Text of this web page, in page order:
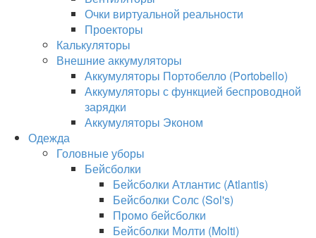
Очки виртуальной реальности
Проекторы
Калькуляторы
Внешние аккумуляторы
Аккумуляторы Портобелло (Portobello)
Аккумуляторы с функцией беспроводной
зарядки
Аккумуляторы Эконом
Одежда
Головные уборы
Бейсболки
Бейсболки Атлантис (Atlantis)
Бейсболки Солс (Sol's)
Промо бейсболки
Бейсболки Молти (Molti)